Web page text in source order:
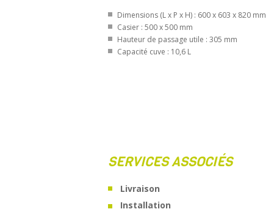
Dimensions (L x P x H) : 600 x 603 x 820 mm
Casier : 500 x 500 mm
Hauteur de passage utile : 305 mm
Capacité cuve : 10,6 L
SERVICES ASSOCIÉS
Livraison
Installation